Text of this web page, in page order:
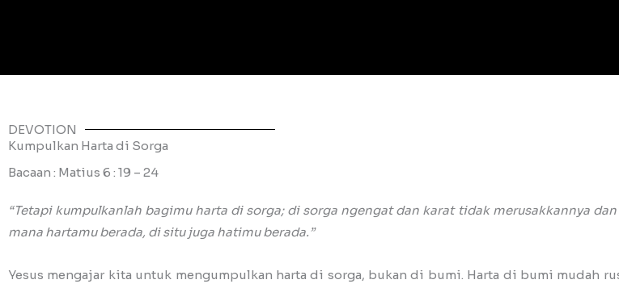
DEVOTION
Kumpulkan Harta di Sorga
Bacaan : Matius 6 : 19 – 24
“Tetapi kumpulkanlah bagimu harta di sorga; di sorga ngengat dan karat tidak merusakkannya
mana hartamu berada, di situ juga hatimu berada.”
Yesus mengajar kita untuk mengumpulkan harta di sorga, bukan di bumi. Harta di bumi mudah